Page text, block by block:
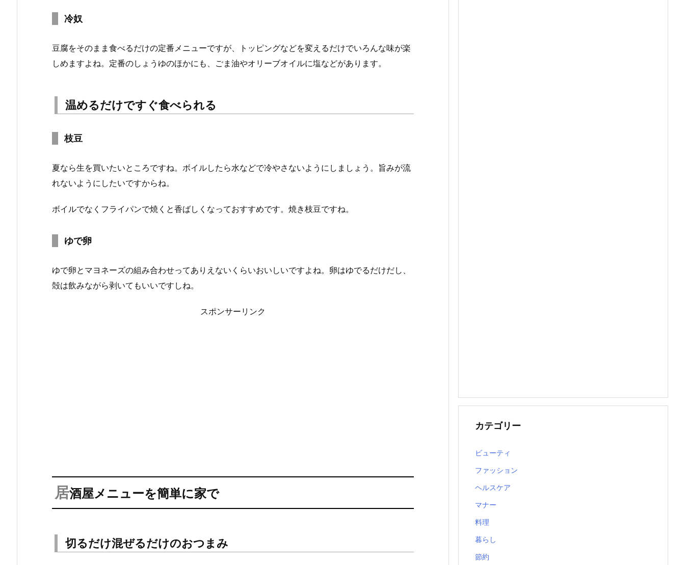
冷奴
豆腐をそのまま食べるだけの定番メニューですが、トッピングなどを変えるだけでいろんな味が楽
しめますよね。定番のしょうゆのほかにも、ごま油やオリーブオイルに塩などがあります。
温めるだけですぐ食べられる
枝豆
夏なら生を買いたいところですね。ボイルしたら水などで冷やさないようにしましょう。旨みが流
れないようにしたいですからね。
ボイルでなくフライパンで焼くと香ばしくなっておすすめです。焼き枝豆ですね。
ゆで卵
ゆで卵とマヨネーズの組み合わせってありえないくらいおいしいですよね。卵はゆでるだけだし、
殻は飲みながら剥いてもいいですしね。
スポンサーリンク
居酒屋メニューを簡単に家で
切るだけ混ぜるだけのおつまみ
カテゴリー
ビューティ
ファッション
ヘルスケア
マナー
料理
暮らし
節約